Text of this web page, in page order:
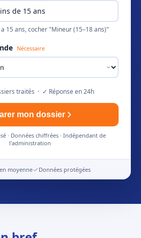
de 15 ans
15 ans, cocher "Mineur (15–18 ans)"
Nécessaire
traités · ✓ Réponse en 24h
mon dossier
· Données chiffrées · Indépendant de
l'administration
moyenne Données protégées